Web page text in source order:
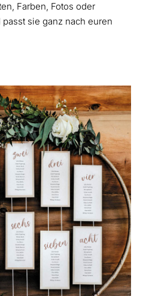
Farben, Fotos oder
sie ganz nach euren